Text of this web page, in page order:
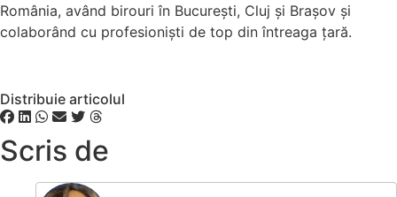
România, având birouri în București, Cluj și Brașov și
colaborând cu profesioniști de top din întreaga țară.
Distribuie articolul
Scris de